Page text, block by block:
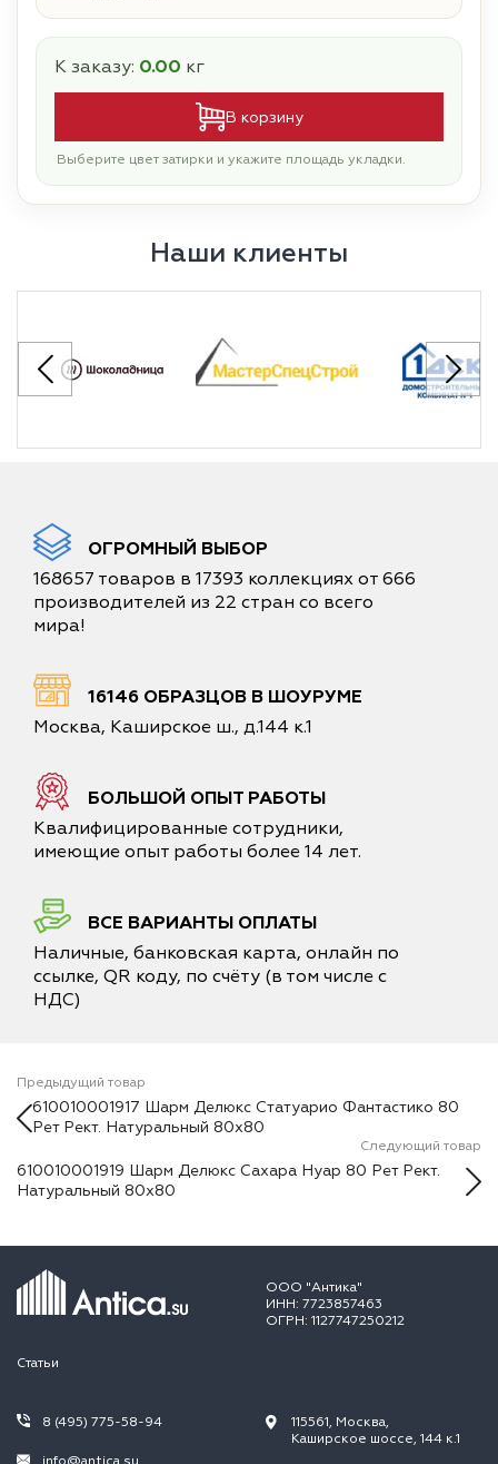
К заказу: 0.00 кг
В корзину
Выберите цвет затирки и укажите площадь укладки.
Наши клиенты
ОГРОМНЫЙ ВЫБОР
168657 товаров в 17393 коллекциях от 666
производителей из 22 стран со всего
мира!
16146 ОБРАЗЦОВ В ШОУРУМЕ
Москва, Каширское ш., д.144 к.1
БОЛЬШОЙ ОПЫТ РАБОТЫ
Квалифицированные сотрудники,
имеющие опыт работы более 14 лет.
ВСЕ ВАРИАНТЫ ОПЛАТЫ
Наличные, банковская карта, онлайн по
ссылке, QR коду, по счёту (в том числе с
НДС)
Предыдущий товар
610010001917 Шарм Делюкс Статуарио Фантастико 80
Рет Рект. Натуральный 80х80
Следующий товар
610010001919 Шарм Делюкс Сахара Нуар 80 Рет Рект.
Натуральный 80х80
ООО "Антика"
ИНН: 7723857463
ОГРН: 1127747250212
Статьи
8 (495) 775-58-94
115561, Москва,
Каширское шоссе, 144 к.1